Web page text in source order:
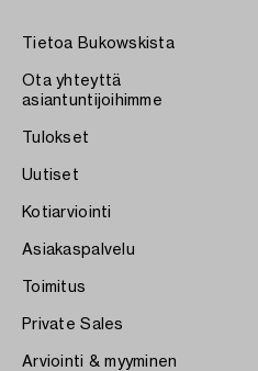
Tietoa Bukowskista
Ota yhteyttä
asiantuntijoihimme
Tulokset
Uutiset
Kotiarviointi
Asiakaspalvelu
Toimitus
Private Sales
Arviointi & myyminen